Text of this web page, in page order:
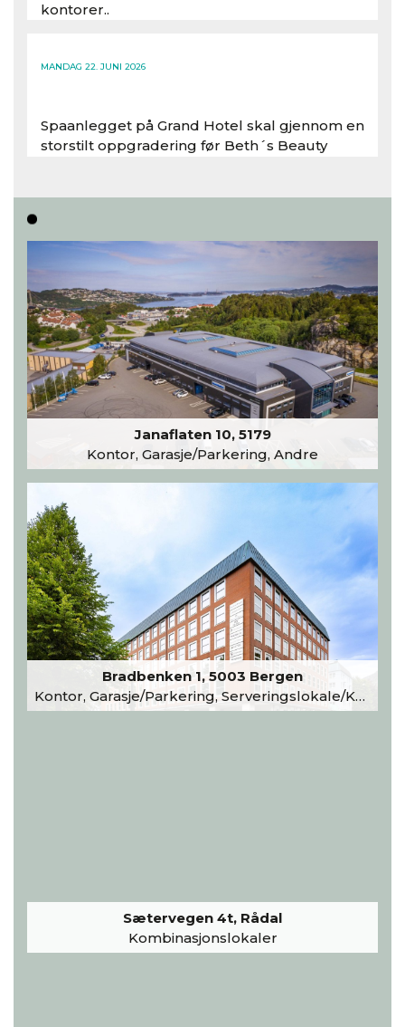
kontorer..
MANDAG 22. JUNI 2026
Spaanlegget på Grand Hotel skal gjennom en
storstilt oppgradering før Beth´s Beauty
Les hele artikkelen
Janaflaten 10, 5179
Kontor, Garasje/Parkering, Andre
Bradbenken 1, 5003 Bergen
Kontor, Garasje/Parkering, Serveringslokale/Kantine, Undervisning/Arrangement
Sætervegen 4t, Rådal
Kombinasjonslokaler